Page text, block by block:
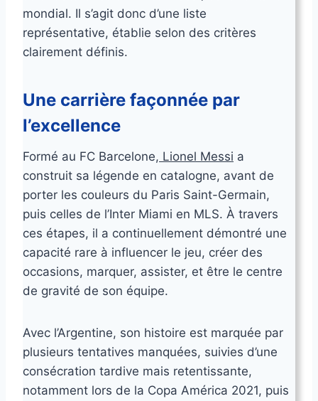
mondial. Il s’agit donc d’une liste
représentative, établie selon des critères
clairement définis.
Une carrière façonnée par
l’excellence
Formé au FC Barcelone, Lionel Messi a
construit sa légende en catalogne, avant de
porter les couleurs du Paris Saint-Germain,
puis celles de l’Inter Miami en MLS. À travers
ces étapes, il a continuellement démontré une
capacité rare à influencer le jeu, créer des
occasions, marquer, assister, et être le centre
de gravité de son équipe.
Avec l’Argentine, son histoire est marquée par
plusieurs tentatives manquées, suivies d’une
consécration tardive mais retentissante,
notamment lors de la Copa América 2021, puis